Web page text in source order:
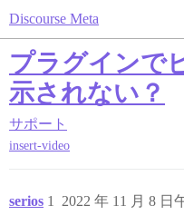
Discourse Meta
プラグインで
示されない？
サポート
insert-video
serios 2022 年 11 月 8 日
1